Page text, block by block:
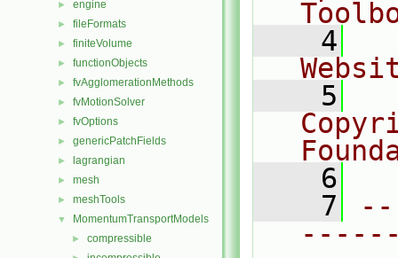
► engine
► fileFormats
► finiteVolume
► functionObjects
► fvAgglomerationMethods
► fvMotionSolver
► fvOptions
► genericPatchFields
► lagrangian
► mesh
► meshTools
▼ MomentumTransportModels
► compressible
    4
    5
    6
    7